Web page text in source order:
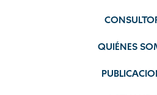
QUIÉNES